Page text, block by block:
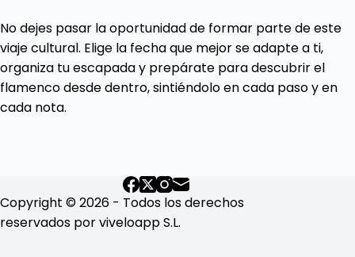
No dejes pasar la oportunidad de formar parte de este
viaje cultural. Elige la fecha que mejor se adapte a ti,
organiza tu escapada y prepárate para descubrir el
flamenco desde dentro, sintiéndolo en cada paso y en
cada nota.
Copyright © 2026 - Todos los derechos
reservados por viveloapp S.L.